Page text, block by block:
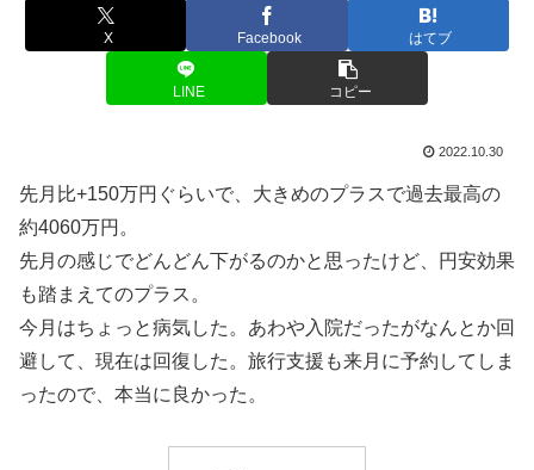
X Facebook はてブ
LINE コピー
2022.10.30
先月比+150万円ぐらいで、大きめのプラスで過去最高の
約4060万円。
先月の感じでどんどん下がるのかと思ったけど、円安効果
も踏まえてのプラス。
今月はちょっと病気した。あわや入院だったがなんとか回
避して、現在は回復した。旅行支援も来月に予約してしま
ったので、本当に良かった。